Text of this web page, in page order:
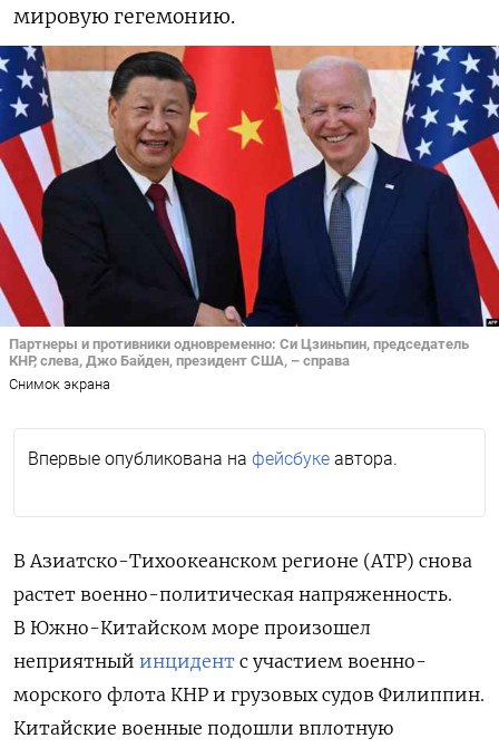
мировую гегемонию.
Партнеры и противники одновременно: Си Цзиньпин, председатель
КНР, слева, Джо Байден, президент США, – справа
Снимок экрана
Впервые опубликована на фейсбуке автора.
В Азиатско-Тихоокеанском регионе (АТР) снова
растет военно-политическая напряженность.
В Южно-Китайском море произошел
неприятный инцидент с участием военно-
морского флота КНР и грузовых судов Филиппин.
Китайские военные подошли вплотную